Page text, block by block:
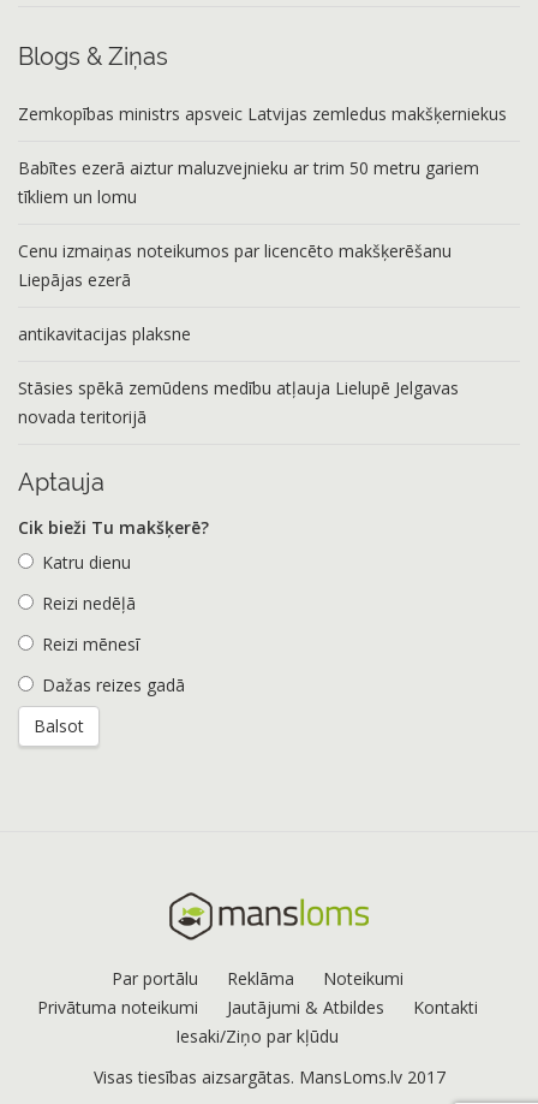
Blogs & Ziņas
Zemkopības ministrs apsveic Latvijas zemledus makšķerniekus
Babītes ezerā aiztur maluzvejnieku ar trim 50 metru gariem
tīkliem un lomu
Cenu izmaiņas noteikumos par licencēto makšķerēšanu
Liepājas ezerā
antikavitacijas plaksne
Stāsies spēkā zemūdens medību atļauja Lielupē Jelgavas
novada teritorijā
Aptauja
Cik bieži Tu makšķerē?
Katru dienu
Reizi nedēļā
Reizi mēnesī
Dažas reizes gadā
Par portālu Reklāma
Noteikumi
Privātuma noteikumi
Jautājumi & Atbildes
Kontakti
Iesaki/Ziņo par kļūdu
Visas tiesības aizsargātas. MansLoms.lv 2017